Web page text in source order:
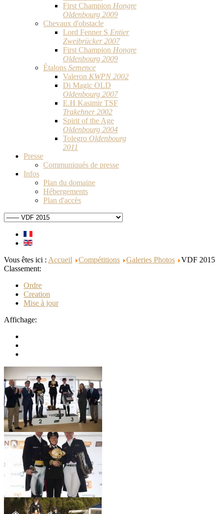
First Champion Hongre
Oldenbourg 2009
Chevaux d'obstacle
Lord Fenner S Entier
Zweibrücker 2007
First Champion Hongre
Oldenbourg 2009
Étalons Semence
Valeron KWPN 2002
Di Magic OLD
Oldenbourg 2007
E.H Kasimir TSF
Trakehner 2002
Spirit of the Age
Oldenbourg 2004
Tolegro Oldenbourg
2011
Presse
Communiqués de presse
Infos
Plan du domaine
Hébergements
Plan d'accès
Vous êtes ici : Accueil Compétitions Galeries Photos
VDF 2015
Classement:
Ordre
Creation
Mise à jour
Affichage: